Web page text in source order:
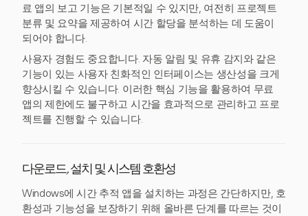
료 앱의 보고 기능은 기본적일 수 있지만, 여전히 프로젝트
분류 및 요약을 제공하여 시간 할당을 분석하는 데 도움이
되어야 합니다.
사용자 경험도 중요합니다. 자동 알림 및 유휴 감지와 같은
기능이 있는 사용자 친화적인 인터페이스는 생산성을 크게
향상시킬 수 있습니다. 이러한 핵심 기능을 활용하여 무료
앱의 제한에도 불구하고 시간을 효과적으로 관리하고 프로
젝트를 진행할 수 있습니다.
다운로드, 설치 및 시스템 호환성
Windows에 시간 추적 앱을 설치하는 과정은 간단하지만, 호
환성과 기능성을 보장하기 위해 올바른 단계를 따르는 것이